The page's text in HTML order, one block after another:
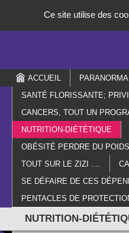
ACCUEIL
SANTÉ FLORISSANTE;
CANCERS, TOUT UN
NUTRITION-DIÉTÉTIQUE
OBÉSITÉ PERDRE DU
TOUT SUR LE ZIZI ....
SE DÉFAIRE DE CES
PENTACLES DE
NUTRITION-
Ce site utilise des